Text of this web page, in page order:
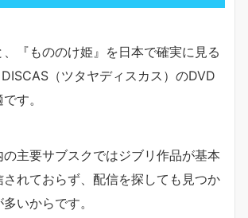
『もののけ姫』を日本で確実に見る
（ツタヤディスカス）のDVD
す。
主要サブスクではジブリ作品が基本
れておらず、配信を探しても見つか
いからです。